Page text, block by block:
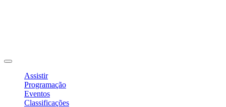
Assistir
Programação
Eventos
Classificações